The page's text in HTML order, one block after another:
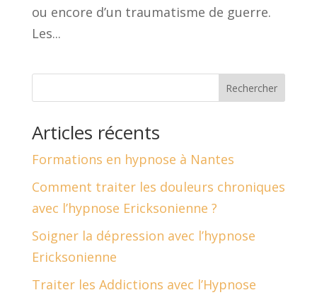
ou encore d’un traumatisme de guerre.
Les...
Rechercher
Articles récents
Formations en hypnose à Nantes
Comment traiter les douleurs chroniques
avec l’hypnose Ericksonienne ?
Soigner la dépression avec l’hypnose
Ericksonienne
Traiter les Addictions avec l’Hypnose